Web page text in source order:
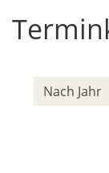
Nach Jahr